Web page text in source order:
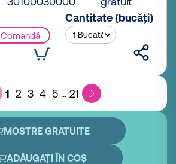
Comandă
Cantitate (bucăți)
1 2 3 4 5 ... 21
MOSTRE GRATUITE
ADĂUGAȚI ÎN COȘ